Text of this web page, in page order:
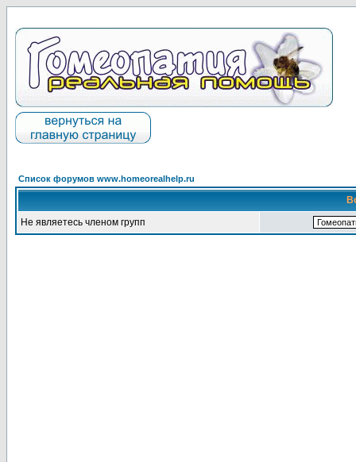
Список форумов www.homeorealhelp.ru
Не являетесь членом групп